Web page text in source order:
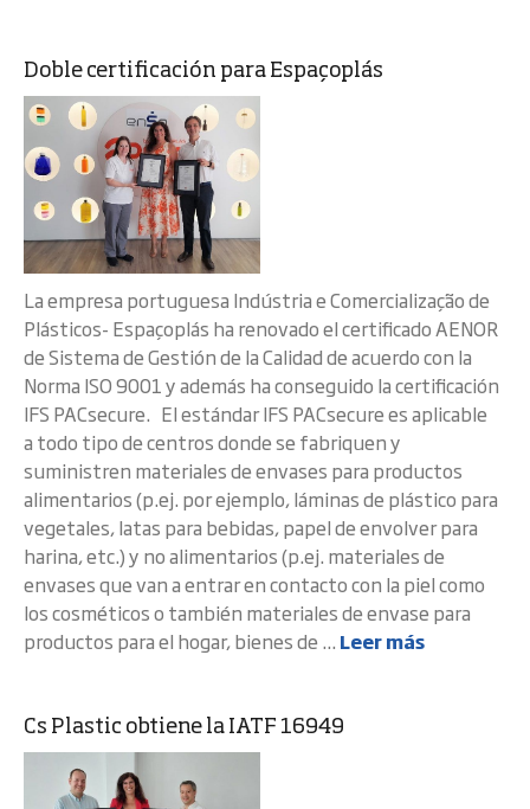
Doble certificación para Espaçoplás
La empresa portuguesa Indústria e Comercialização de
Plásticos- Espaçoplás ha renovado el certificado AENOR
de Sistema de Gestión de la Calidad de acuerdo con la
Norma ISO 9001 y además ha conseguido la certificación
IFS PACsecure. El estándar IFS PACsecure es aplicable
a todo tipo de centros donde se fabriquen y
suministren materiales de envases para productos
alimentarios (p.ej. por ejemplo, láminas de plástico para
vegetales, latas para bebidas, papel de envolver para
harina, etc.) y no alimentarios (p.ej. materiales de
envases que van a entrar en contacto con la piel como
los cosméticos o también materiales de envase para
productos para el hogar, bienes de ... Leer más
Cs Plastic obtiene la IATF 16949